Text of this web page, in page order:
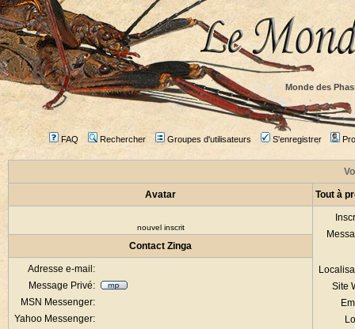
Monde des
FAQ Rechercher Groupes d'utilisateurs S'enregistrer
Avatar Tout à
nouvel inscrit
Site
Contact Zinga
Adresse e-mail:
Message Privé:
MSN Messenger:
Yahoo Messenger: